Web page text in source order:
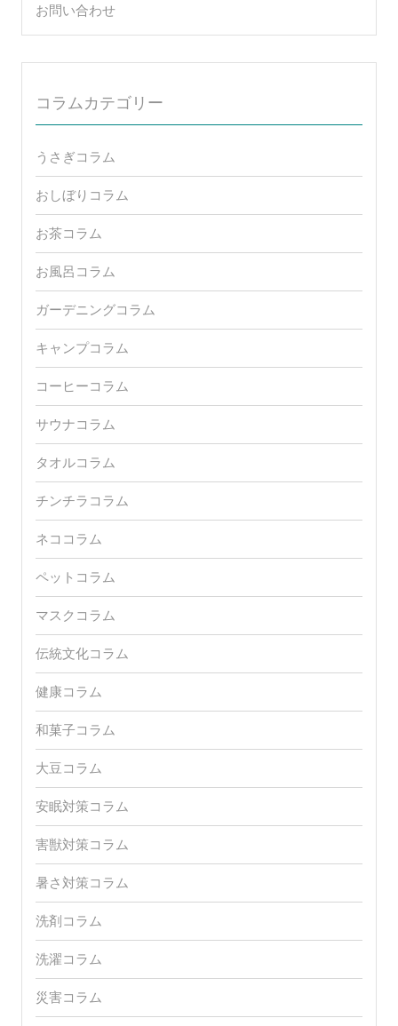
お問い合わせ
コラムカテゴリー
うさぎコラム
おしぼりコラム
お茶コラム
お風呂コラム
ガーデニングコラム
キャンプコラム
コーヒーコラム
サウナコラム
タオルコラム
チンチラコラム
ネココラム
ペットコラム
マスクコラム
伝統文化コラム
健康コラム
和菓子コラム
大豆コラム
安眠対策コラム
害獣対策コラム
暑さ対策コラム
洗剤コラム
洗濯コラム
災害コラム